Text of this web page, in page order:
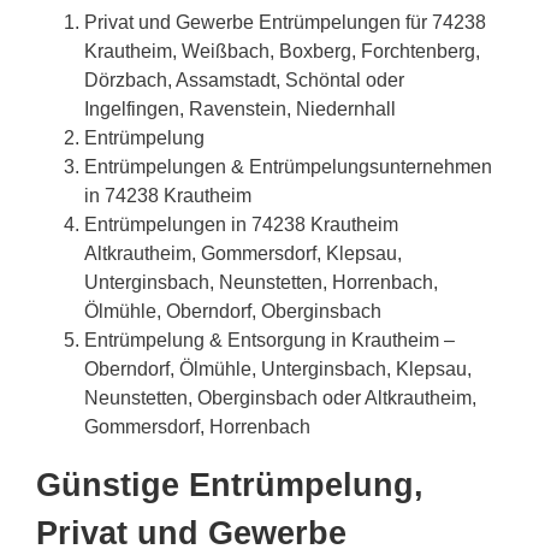
Privat und Gewerbe Entrümpelungen für 74238
Krautheim, Weißbach, Boxberg, Forchtenberg,
Dörzbach, Assamstadt, Schöntal oder
Ingelfingen, Ravenstein, Niedernhall
Entrümpelung
Entrümpelungen & Entrümpelungsunternehmen
in 74238 Krautheim
Entrümpelungen in 74238 Krautheim
Altkrautheim, Gommersdorf, Klepsau,
Unterginsbach, Neunstetten, Horrenbach,
Ölmühle, Oberndorf, Oberginsbach
Entrümpelung & Entsorgung in Krautheim –
Oberndorf, Ölmühle, Unterginsbach, Klepsau,
Neunstetten, Oberginsbach oder Altkrautheim,
Gommersdorf, Horrenbach
Günstige Entrümpelung,
Privat und Gewerbe